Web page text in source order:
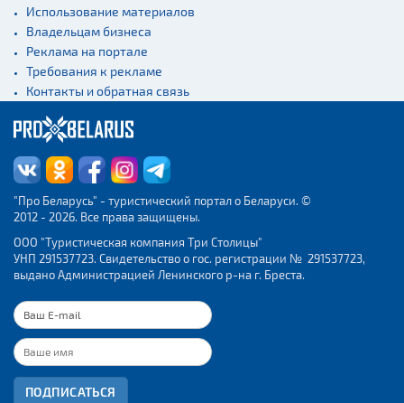
Использование материалов
Владельцам бизнеса
Реклама на портале
Требования к рекламе
Контакты и обратная связь
"Про Беларусь" - туристический портал о Беларуси. ©
2012 - 2026. Все права защищены.
ООО "Туристическая компания Три Столицы"
УНП 291537723. Свидетельство о гос. регистрации № 291537723,
выдано Администрацией Ленинского р-на г. Бреста.
ПОДПИСАТЬСЯ